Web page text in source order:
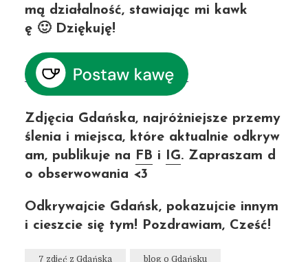
mą działalność, stawiając mi kawk
ę 🙂 Dziękuję!
Zdjęcia Gdańska, najróżniejsze przemy
ślenia i miejsca, które aktualnie odkryw
am, publikuje na FB i IG. Zapraszam d
o obserwowania <3
Odkrywajcie Gdańsk, pokazujcie innym
i cieszcie się tym! Pozdrawiam, Cześć!
7 zdjęć z Gdańska blog o Gdańsku